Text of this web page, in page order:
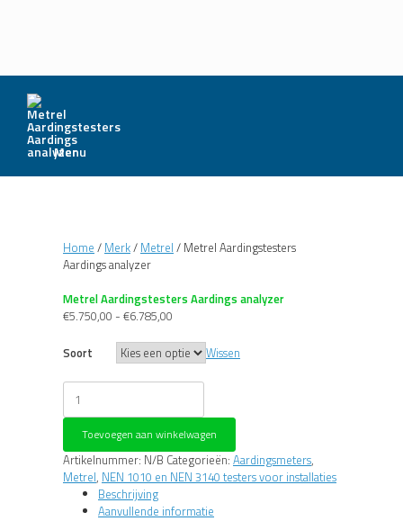
Menu
Home / Merk/ Metrel / Metrel Aardingstesters
Aardings analyzer
Metrel Aardingstesters Aardings analyzer
€5.750,00 - €6.785,00
tot
€6.785,00
Soort
Wissen
Metrel
Aardingstesters
Aardings
analyzer
aantal
Toevoegen aan winkelwagen
Artikelnummer: N/B Categorieën: Aardingsmeters,
Metrel, NEN 1010 en NEN 3140 testers voor installaties
Beschrijving
Aanvullende informatie